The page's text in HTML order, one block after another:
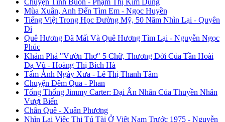
Chuyện Tình Buồn - Phạm Thị Kim Dung
Mùa Xuân, Anh Đến Tìm Em - Ngọc Huyền
Tiếng Việt Trong Học Đường Mỹ, 50 Năm Nhìn Lại - Quyên
Di
Quê Hương Đã Mất Và Quê Hương Tìm Lại - Nguyễn Ngọc
Phúc
Khám Phá "Vườn Thơ" 5 Chữ, Thương Đời Của Tần Hoài
Dạ Vũ - Hoàng Thị Bích Hà
Tấm Ảnh Ngày Xưa - Lê Thị Thanh Tâm
Chuyện Đêm Qua - Phan
Tổng Thống Jimmy Carter: Đại Ân Nhân Của Thuyền Nhân
Vượt Biển
Chân Quê - Xuân Phương
Nhìn Lại Việc Thi Tú Tài Ở Việt Nam Trước 1975 - Nguyễn